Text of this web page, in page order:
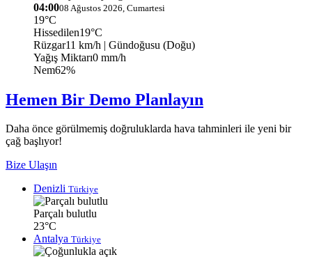
04:0008 Ağustos 2026, Cumartesi
19°C
Hissedilen19°C
Rüzgar11 km/h | Gündoğusu (Doğu)
Yağış Miktarı0 mm/h
Nem62%
Hemen Bir Demo Planlayın
Daha önce görülmemiş doğruluklarda hava tahminleri ile yeni bir
çağ başlıyor!
Bize Ulaşın
Denizli Türkiye
Parçalı bulutlu
23°C
Antalya Türkiye